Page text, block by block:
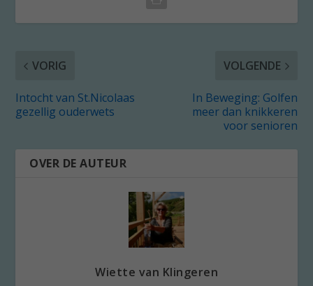
VORIG
Intocht van St.Nicolaas
gezellig ouderwets
VOLGENDE
In Beweging: Golfen
meer dan knikkeren
voor senioren
OVER DE AUTEUR
Wiette van Klingeren